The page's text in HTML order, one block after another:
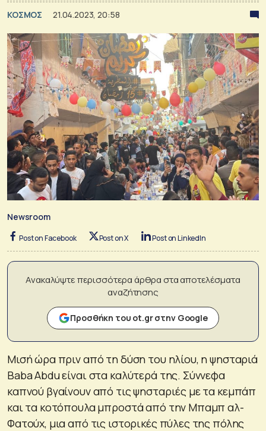
ΚΟΣΜΟΣ 21.04.2023, 20:58
Newsroom
Post on Facebook Post on X Post on LinkedIn
Ανακαλύψτε περισσότερα άρθρα στα αποτελέσματα
αναζήτησης
Προσθήκη του ot.gr στην Google
Μισή ώρα πριν από τη δύση του ηλίου, η ψησταριά
Baba Abdu είναι στα καλύτερά της. Σύννεφα
καπνού βγαίνουν από τις ψησταριές με τα κεμπάπ
και τα κοτόπουλα μπροστά από την Μπαμπ αλ-
Φατούχ, μια από τις ιστορικές πύλες της πόλης